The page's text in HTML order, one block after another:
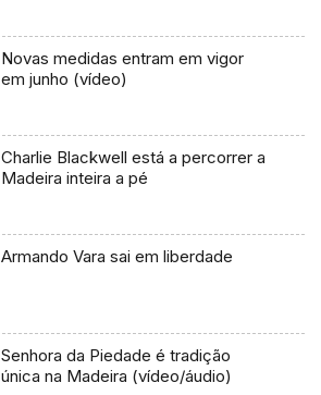
Novas medidas entram em vigor
em junho (vídeo)
Charlie Blackwell está a percorrer a
Madeira inteira a pé
Armando Vara sai em liberdade
Senhora da Piedade é tradição
única na Madeira (vídeo/áudio)